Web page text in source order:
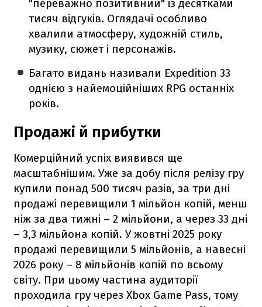
"переважно позитивний" із десятками
тисяч відгуків. Оглядачі особливо
хвалили атмосферу, художній стиль,
музику, сюжет і персонажів.
Багато видань називали Expedition 33
однією з найемоційніших RPG останніх
років.
Продажі й прибутки
Комерційний успіх виявився ще
масштабнішим. Уже за добу після релізу гру
купили понад 500 тисяч разів, за три дні
продажі перевищили 1 мільйон копій, менш
ніж за два тижні – 2 мільйони, а через 33 дні
– 3,3 мільйона копій. У жовтні 2025 року
продажі перевищили 5 мільйонів, а навесні
2026 року – 8 мільйонів копій по всьому
світу. При цьому частина аудиторії
проходила гру через Xbox Game Pass, тому